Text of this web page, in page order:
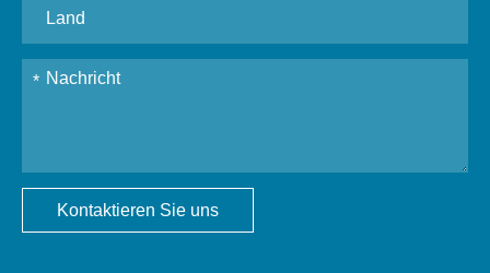
Kontaktieren Sie uns